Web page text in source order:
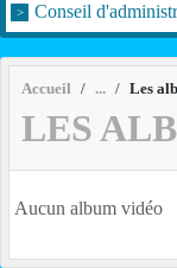
Accueil Les
LES
Aucun album vidéo
Conseil